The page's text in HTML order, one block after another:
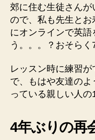
郊に住む生徒さん
ので、私も先生と
にオンラインで英
う。。。？おそらく
レッスン時に練習
で、もはや友達の
っている親しい人の
4年ぶりの再